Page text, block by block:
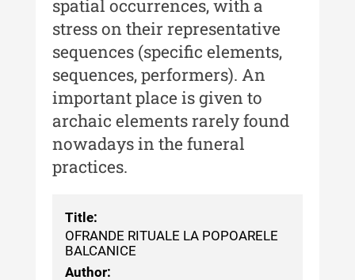
Anuarul Muzeului Etnografic al
Moldovei
Anuarul Muzeului Etnografic al
Moldovei - XXII / 2022
Anuarul Muzeului Etnografic al
Moldovei - XXI / 2021
Anuarul Muzeului Etnografic al
Indexul Complet
Buletinul Muzeului Științei și
spatial occurrences, with a
stress on their representative
sequences (specific elements,
sequences, performers). An
important place is given to
archaic elements rarely found
nowadays in the funeral
practices.
Title:
OFRANDE RITUALE LA POPOARELE
BALCANICE
Author: